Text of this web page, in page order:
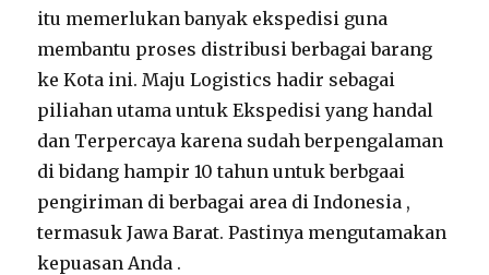
itu memerlukan banyak ekspedisi guna
membantu proses distribusi berbagai barang
ke Kota ini. Maju Logistics hadir sebagai
piliahan utama untuk Ekspedisi yang handal
dan Terpercaya karena sudah berpengalaman
di bidang hampir 10 tahun untuk berbgaai
pengiriman di berbagai area di Indonesia ,
termasuk Jawa Barat. Pastinya mengutamakan
kepuasan Anda .